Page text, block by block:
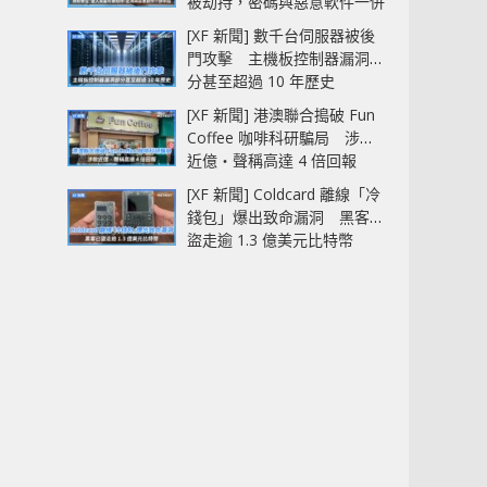
中招
[XF 新聞] 數千台伺服器被後
門攻擊 主機板控制器漏洞部
分甚至超過 10 年歷史
[XF 新聞] 港澳聯合搗破 Fun
Coffee 咖啡科研騙局 涉款
近億‧聲稱高達 4 倍回報
[XF 新聞] Coldcard 離線「冷
錢包」爆出致命漏洞 黑客已
盜走逾 1.3 億美元比特幣